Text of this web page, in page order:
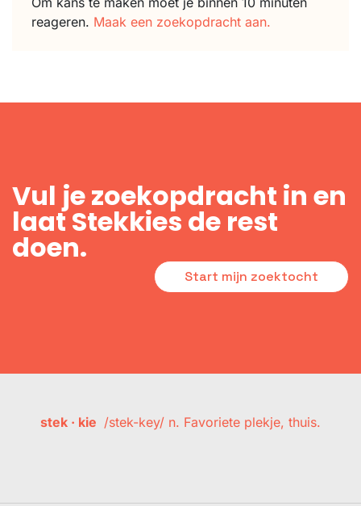
reageren. Maak een zoekopdracht aan.
Vul je zoekopdracht in en
laat Stekkies de rest
doen.
Start mijn zoektocht
stek · kie /stek-key/ n. Favoriete plekje, thuis.